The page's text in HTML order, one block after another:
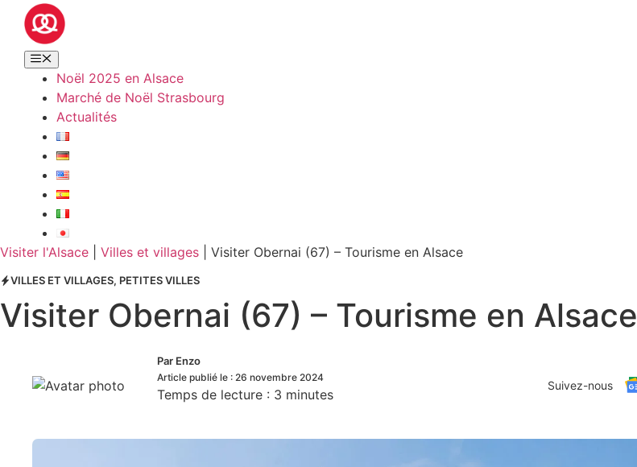
Noël 2025 en Alsace
Marché de Noël Strasbourg
Actualités
Visiter l'Alsace Villes et villages Visiter Obernai (67) – Tourisme en Alsace
VILLES ET VILLAGES, PETITES VILLES
Visiter Obernai (67) – Tourisme en Alsace
Par Enzo
Article publié le : 26 novembre 2024
Temps de lecture : 3 minutes
Suivez-nous